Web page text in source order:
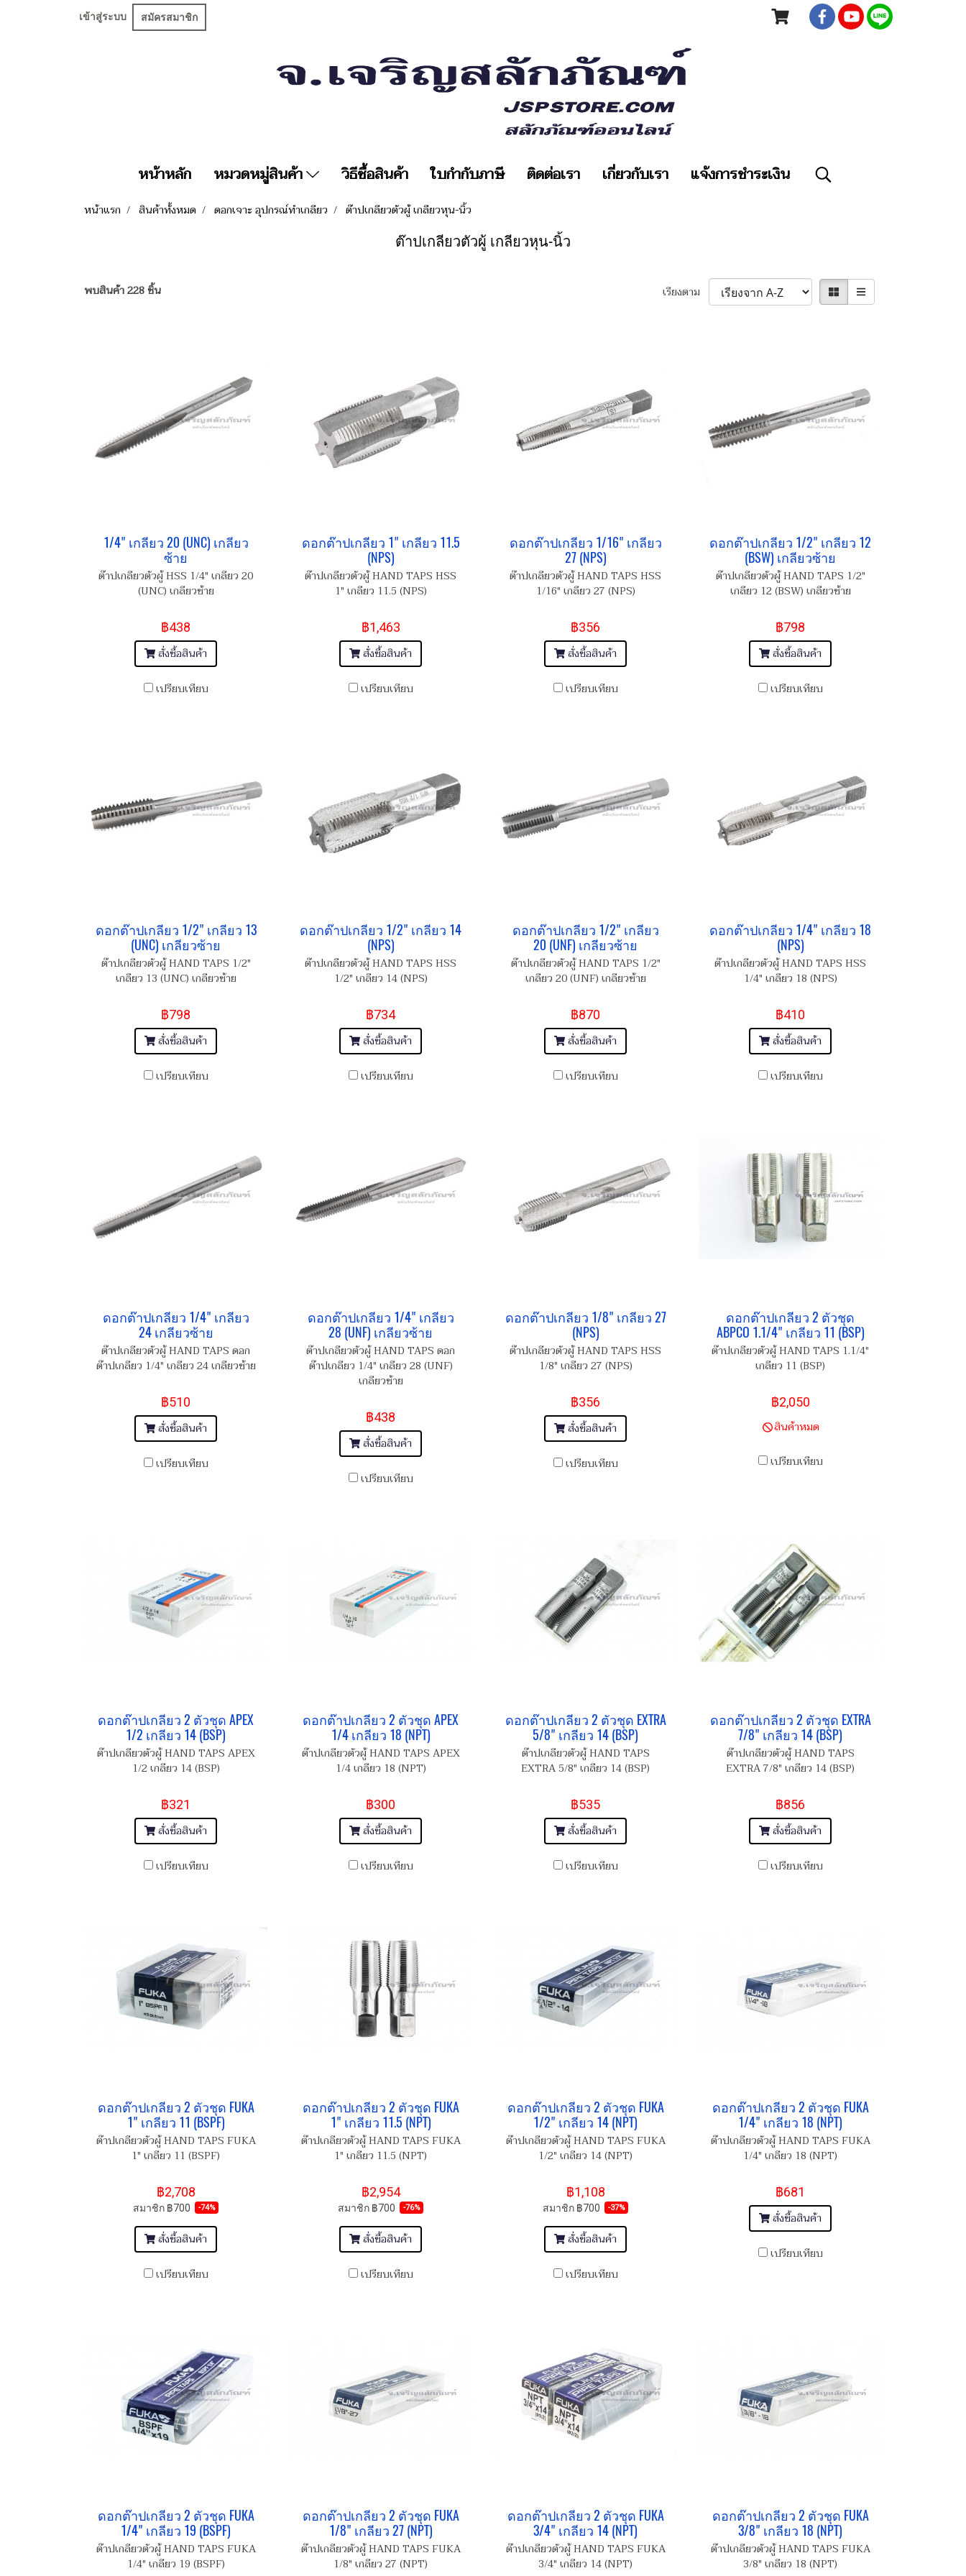
เข้าสู่ระบบ สมัครสมาชิก
หน้าหลัก หมวดหมู่สินค้า วิธีซื้อสินค้า ใบกำกับภาษี ติดต่อเรา เกี่ยวกับเรา แจ้งการชำระเงิน
หน้าแรก สินค้าทั้งหมด ดอกเจาะ อุปกรณ์ทำเกลียว ต๊าปเกลียวตัวผู้ เกลียวหุน-นิ้ว
ต๊าปเกลียวตัวผู้ เกลียวหุน-นิ้ว
พบสินค้า 228 ชิ้น เรียงตาม
1/4" เกลียว 20 (UNC) เกลียว
ซ้าย
ต๊าปเกลียวตัวผู้ HSS 1/4" เกลียว 20
(UNC) เกลียวซ้าย
฿438
สั่งซื้อสินค้า
เปรียบเทียบ
ดอกต๊าปเกลียว 1" เกลียว 11.5
(NPS)
ต๊าปเกลียวตัวผู้ HAND TAPS HSS
1" เกลียว 11.5 (NPS)
฿1,463
สั่งซื้อสินค้า
เปรียบเทียบ
ดอกต๊าปเกลียว 1/16" เกลียว
27 (NPS)
ต๊าปเกลียวตัวผู้ HAND TAPS HSS
1/16" เกลียว 27 (NPS)
฿356
สั่งซื้อสินค้า
เปรียบเทียบ
ดอกต๊าปเกลียว 1/2" เกลียว 12
(BSW) เกลียวซ้าย
ต๊าปเกลียวตัวผู้ HAND TAPS 1/2"
เกลียว 12 (BSW) เกลียวซ้าย
฿798
สั่งซื้อสินค้า
เปรียบเทียบ
ดอกต๊าปเกลียว 1/2" เกลียว 13
(UNC) เกลียวซ้าย
ต๊าปเกลียวตัวผู้ HAND TAPS 1/2"
เกลียว 13 (UNC) เกลียวซ้าย
฿798
สั่งซื้อสินค้า
เปรียบเทียบ
ดอกต๊าปเกลียว 1/2" เกลียว 14
(NPS)
ต๊าปเกลียวตัวผู้ HAND TAPS HSS
1/2" เกลียว 14 (NPS)
฿734
สั่งซื้อสินค้า
เปรียบเทียบ
ดอกต๊าปเกลียว 1/2" เกลียว
20 (UNF) เกลียวซ้าย
ต๊าปเกลียวตัวผู้ HAND TAPS 1/2"
เกลียว 20 (UNF) เกลียวซ้าย
฿870
สั่งซื้อสินค้า
เปรียบเทียบ
ดอกต๊าปเกลียว 1/4" เกลียว 18
(NPS)
ต๊าปเกลียวตัวผู้ HAND TAPS HSS
1/4" เกลียว 18 (NPS)
฿410
สั่งซื้อสินค้า
เปรียบเทียบ
ดอกต๊าปเกลียว 1/4" เกลียว
24 เกลียวซ้าย
ต๊าปเกลียวตัวผู้ HAND TAPS ดอก
ต๊าปเกลียว 1/4" เกลียว 24 เกลียวซ้าย
฿510
สั่งซื้อสินค้า
เปรียบเทียบ
ดอกต๊าปเกลียว 1/4" เกลียว
28 (UNF) เกลียวซ้าย
ต๊าปเกลียวตัวผู้ HAND TAPS ดอก
ต๊าปเกลียว 1/4" เกลียว 28 (UNF)
เกลียวซ้าย
฿438
สั่งซื้อสินค้า
เปรียบเทียบ
ดอกต๊าปเกลียว 1/8" เกลียว 27
(NPS)
ต๊าปเกลียวตัวผู้ HAND TAPS HSS
1/8" เกลียว 27 (NPS)
฿356
สั่งซื้อสินค้า
เปรียบเทียบ
ดอกต๊าปเกลียว 2 ตัวชุด
ABPCO 1.1/4" เกลียว 11 (BSP)
ต๊าปเกลียวตัวผู้ HAND TAPS 1.1/4"
เกลียว 11 (BSP)
฿2,050
สินค้าหมด
เปรียบเทียบ
ดอกต๊าปเกลียว 2 ตัวชุด APEX
1/2 เกลียว 14 (BSP)
ต๊าปเกลียวตัวผู้ HAND TAPS APEX
1/2 เกลียว 14 (BSP)
฿321
สั่งซื้อสินค้า
เปรียบเทียบ
ดอกต๊าปเกลียว 2 ตัวชุด APEX
1/4 เกลียว 18 (NPT)
ต๊าปเกลียวตัวผู้ HAND TAPS APEX
1/4 เกลียว 18 (NPT)
฿300
สั่งซื้อสินค้า
เปรียบเทียบ
ดอกต๊าปเกลียว 2 ตัวชุด EXTRA
5/8" เกลียว 14 (BSP)
ต๊าปเกลียวตัวผู้ HAND TAPS
EXTRA 5/8" เกลียว 14 (BSP)
฿535
สั่งซื้อสินค้า
เปรียบเทียบ
ดอกต๊าปเกลียว 2 ตัวชุด EXTRA
7/8" เกลียว 14 (BSP)
ต๊าปเกลียวตัวผู้ HAND TAPS
EXTRA 7/8" เกลียว 14 (BSP)
฿856
สั่งซื้อสินค้า
เปรียบเทียบ
ดอกต๊าปเกลียว 2 ตัวชุด FUKA
1" เกลียว 11 (BSPF)
ต๊าปเกลียวตัวผู้ HAND TAPS FUKA
1" เกลียว 11 (BSPF)
฿2,708
สมาชิก ฿700 -74%
สั่งซื้อสินค้า
เปรียบเทียบ
ดอกต๊าปเกลียว 2 ตัวชุด FUKA
1" เกลียว 11.5 (NPT)
ต๊าปเกลียวตัวผู้ HAND TAPS FUKA
1" เกลียว 11.5 (NPT)
฿2,954
สมาชิก ฿700 -76%
สั่งซื้อสินค้า
เปรียบเทียบ
ดอกต๊าปเกลียว 2 ตัวชุด FUKA
1/2" เกลียว 14 (NPT)
ต๊าปเกลียวตัวผู้ HAND TAPS FUKA
1/2" เกลียว 14 (NPT)
฿1,108
สมาชิก ฿700 -37%
สั่งซื้อสินค้า
เปรียบเทียบ
ดอกต๊าปเกลียว 2 ตัวชุด FUKA
1/4" เกลียว 18 (NPT)
ต๊าปเกลียวตัวผู้ HAND TAPS FUKA
1/4" เกลียว 18 (NPT)
฿681
สั่งซื้อสินค้า
เปรียบเทียบ
ดอกต๊าปเกลียว 2 ตัวชุด FUKA
1/4" เกลียว 19 (BSPF)
ต๊าปเกลียวตัวผู้ HAND TAPS FUKA
1/4" เกลียว 19 (BSPF)
ดอกต๊าปเกลียว 2 ตัวชุด FUKA
1/8" เกลียว 27 (NPT)
ต๊าปเกลียวตัวผู้ HAND TAPS FUKA
1/8" เกลียว 27 (NPT)
ดอกต๊าปเกลียว 2 ตัวชุด FUKA
3/4" เกลียว 14 (NPT)
ต๊าปเกลียวตัวผู้ HAND TAPS FUKA
3/4" เกลียว 14 (NPT)
ดอกต๊าปเกลียว 2 ตัวชุด FUKA
3/8" เกลียว 18 (NPT)
ต๊าปเกลียวตัวผู้ HAND TAPS FUKA
3/8" เกลียว 18 (NPT)